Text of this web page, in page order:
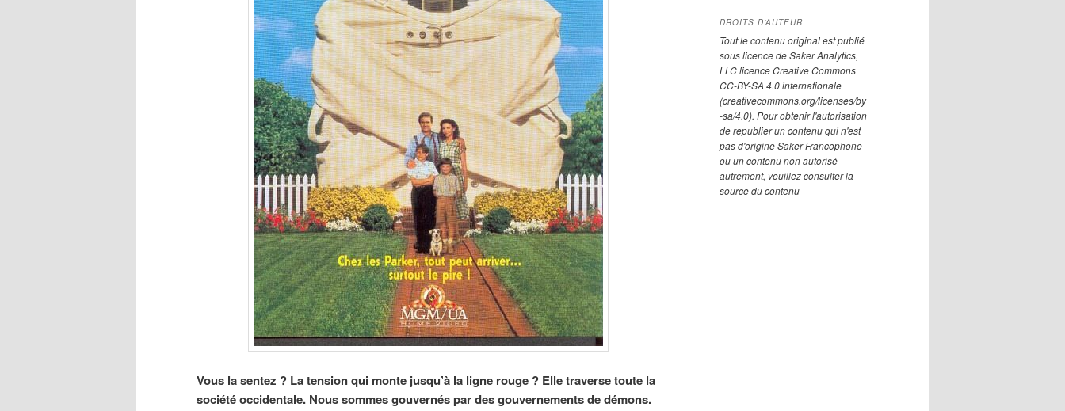
Vous la sentez ? La tension qui monte jusqu’à la ligne rouge ? Elle traverse toute la
société occidentale. Nous sommes gouvernés par des gouvernements de démons.
DROITS D’AUTEUR
Tout le contenu original est publié
sous licence de Saker Analytics,
LLC licence Creative Commons
CC-BY-SA 4.0 internationale
(creativecommons.org/licenses/by
-sa/4.0). Pour obtenir l'autorisation
de republier un contenu qui n'est
pas d'origine Saker Francophone
ou un contenu non autorisé
autrement, veuillez consulter la
source du contenu